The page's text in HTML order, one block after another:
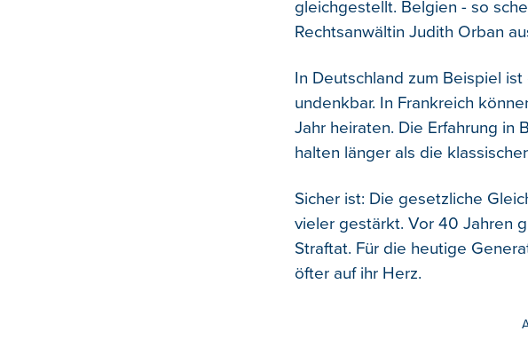
gleichgestellt. Belgien - so
Rechtsanwältin Judith Orban
In Deutschland zum Beispiel
undenkbar. In Frankreich
Jahr heiraten. Die Erfahrung in
halten länger als die
Sicher ist: Die gesetzliche
vieler gestärkt. Vor 40 Jahren
Straftat. Für die heutige
öfter auf ihr Herz.